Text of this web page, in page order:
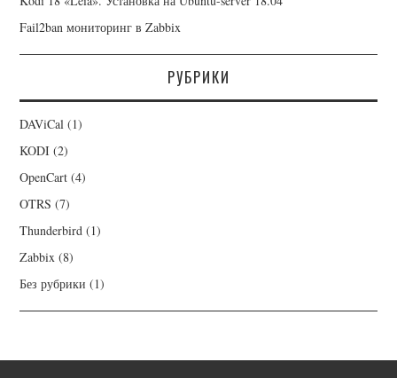
Fail2ban мониторинг в Zabbix
РУБРИКИ
DAViCal (1)
KODI (2)
OpenCart (4)
OTRS (7)
Thunderbird (1)
Zabbix (8)
Без рубрики (1)